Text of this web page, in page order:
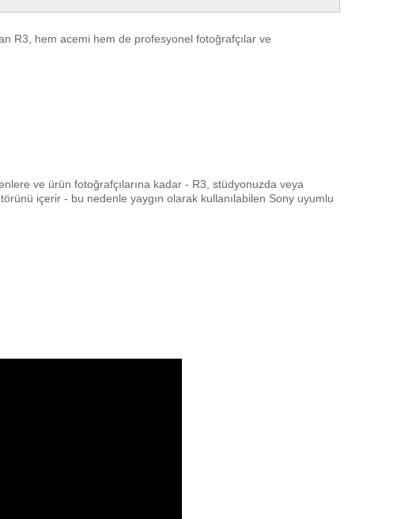
R3, hem acemi hem de profesyonel fotoğrafçılar ve
ve ürün fotoğrafçılarına kadar - R3, stüdyonuzda veya
içerir - bu nedenle yaygın olarak kullanılabilen Sony uyumlu